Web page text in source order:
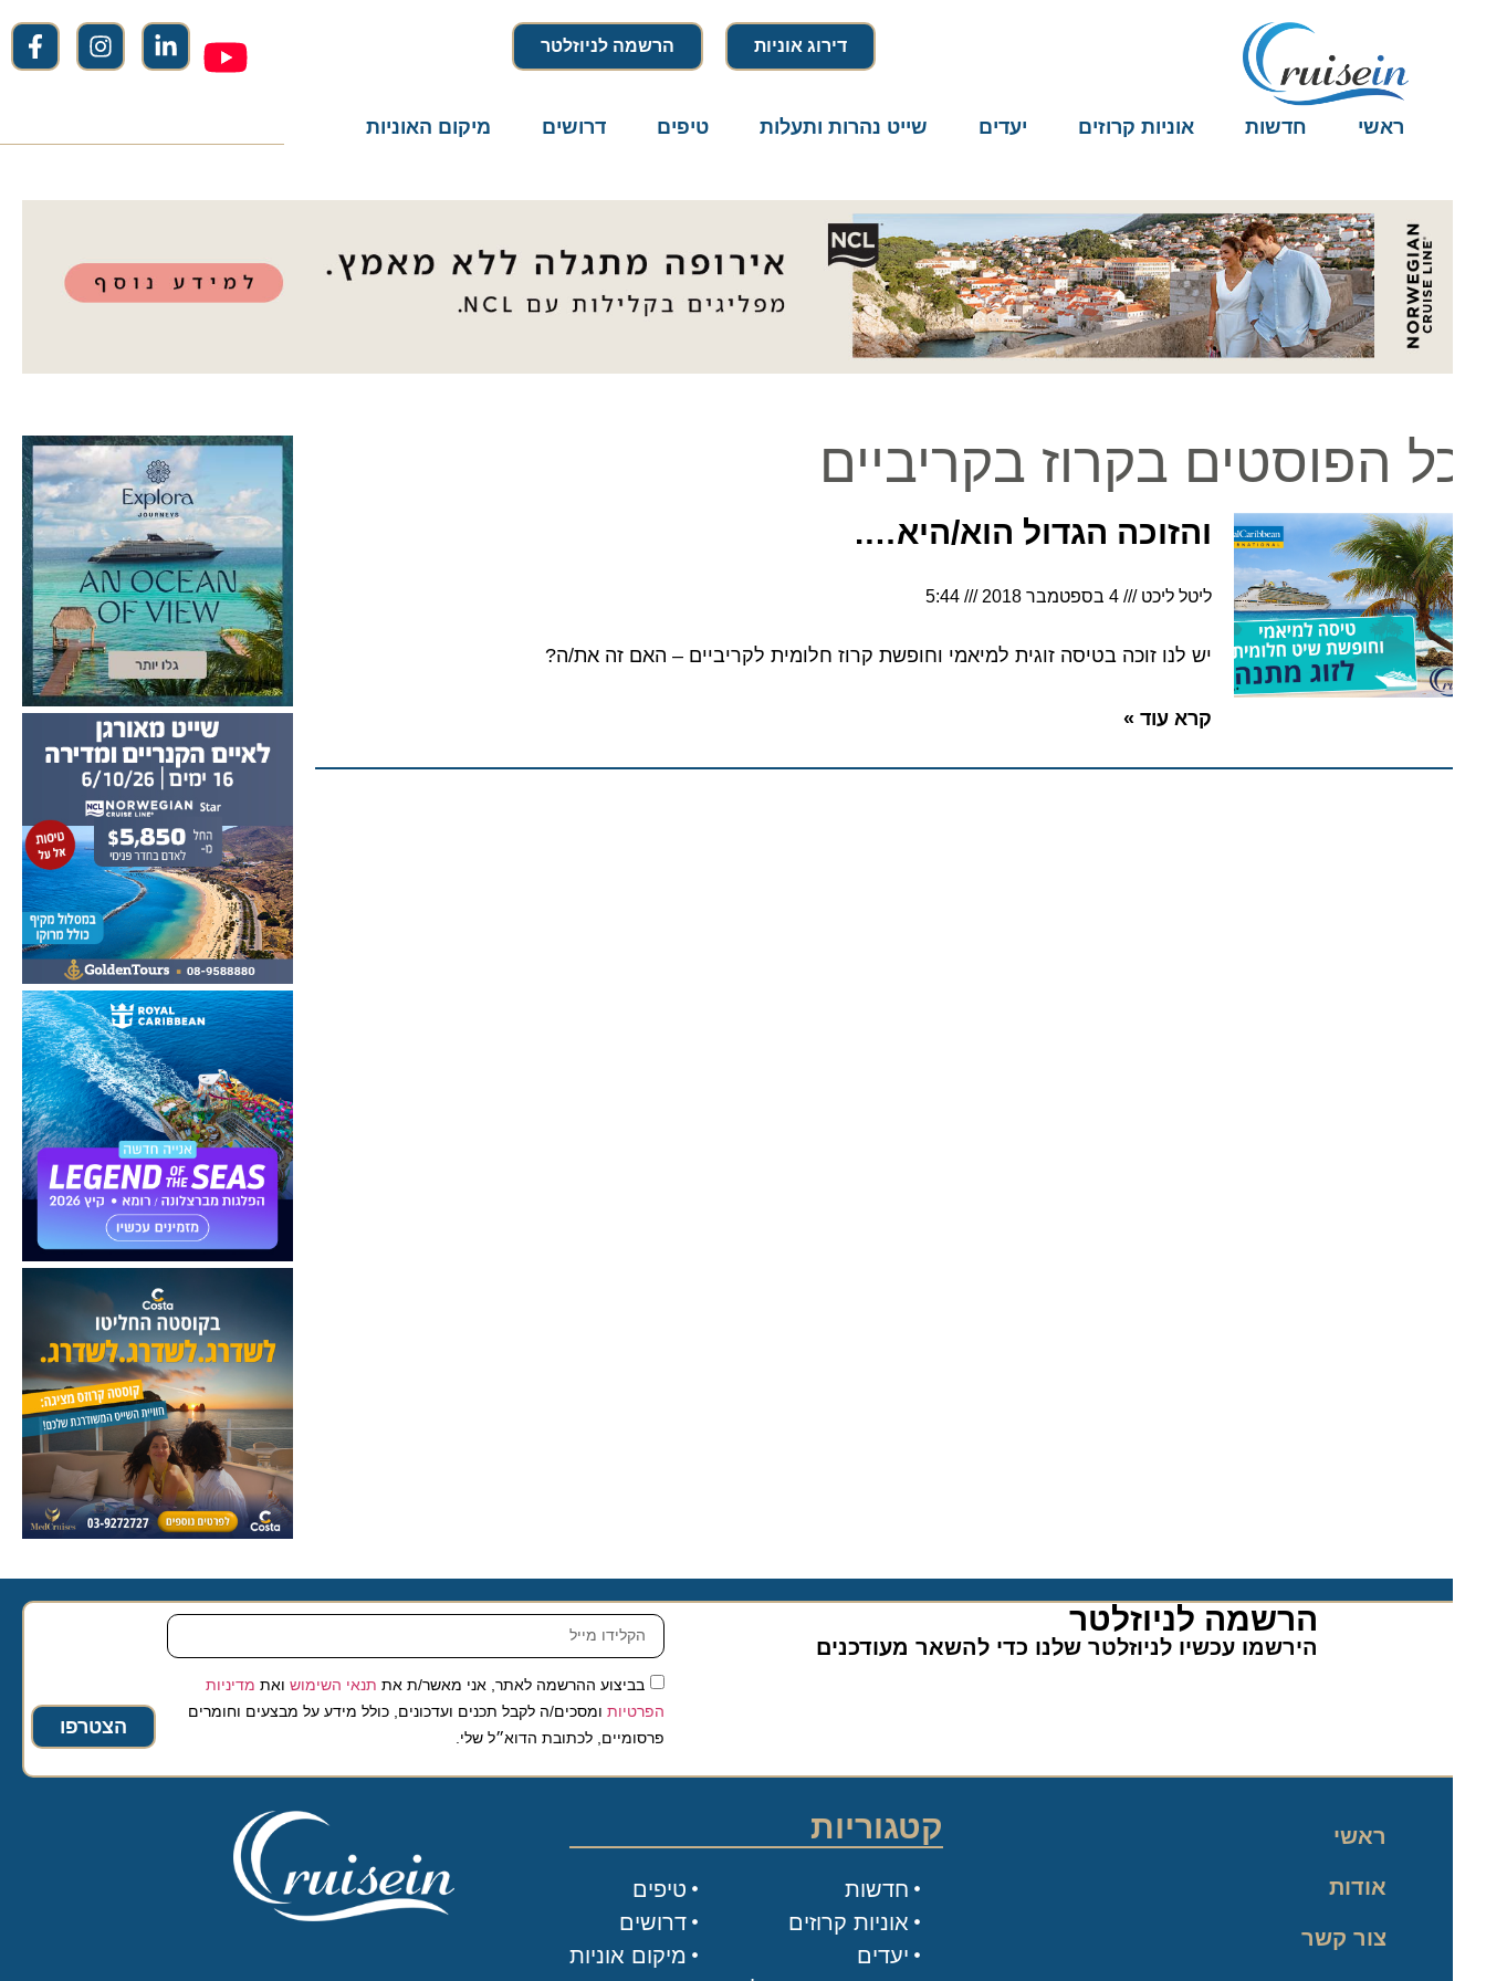
הרשמה לניוזלטר דירוג אוניות
ראשי חדשות אוניות קרוזים יעדים שייט נהרות ותעלות טיפים דרושים מיקום האוניות
הפוסטים בקרוז בקריביים
והזוכה הגדול הוא/היא….
ליטל ליכט 4 בספטמבר 2018 5:44
יש לנו זוכה בטיסה זוגית למיאמי וחופשת קרוז חלומית לקריביים – האם זה את/ה?
קרא עוד »
הרשמה לניוזלטר​
הירשמו עכשיו לניוזלטר שלנו כדי להשאר מעודכנים
בביצוע ההרשמה לאתר, אני מאשר/ת אתתנאי השימושואת מדיניות
הפרטיותומסכים/ה לקבל תכנים ועדכונים, כולל מידע על מבצעים וחומרים
פרסומיים, לכתובת הדוא״ל שלי.
הצטרפו
קטגוריות
טיפים
דרושים
מיקום אוניות
חדשות
אוניות קרוזים
יעדים
ראשי
אודות
צור קשר